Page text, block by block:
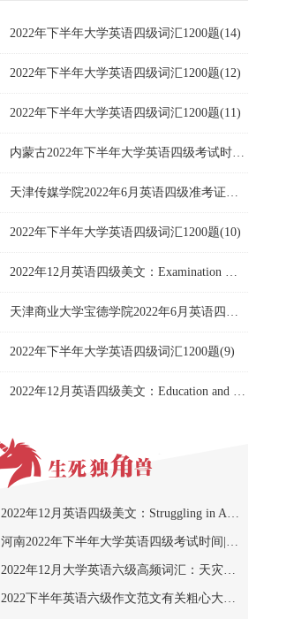
2022年下半年大学英语四级词汇1200题(14)
2022年下半年大学英语四级词汇1200题(12)
2022年下半年大学英语四级词汇1200题(11)
内蒙古2022年下半年大学英语四级考试时间|详细时间及流程
天津传媒学院2022年6月英语四级准考证打印入口|时间：6月1日
2022年下半年大学英语四级词汇1200题(10)
2022年12月英语四级美文：Examination — a Necessary Evil
天津商业大学宝德学院2022年6月英语四级准考证打印入口
2022年下半年大学英语四级词汇1200题(9)
2022年12月英语四级美文：Education and Schooling
2022年12月英语四级美文：Struggling in America
河南2022年下半年大学英语四级考试时间|详细时间及流程
2022年12月大学英语六级高频词汇：天灾人祸
2022下半年英语六级作文范文有关粗心大意的列车员的抱怨信